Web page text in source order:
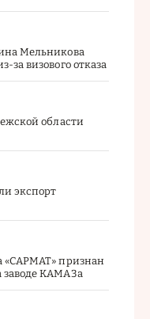
Мельникова
за визового отказа
области
экспорт
«САРМАТ» признан
КАМАЗа